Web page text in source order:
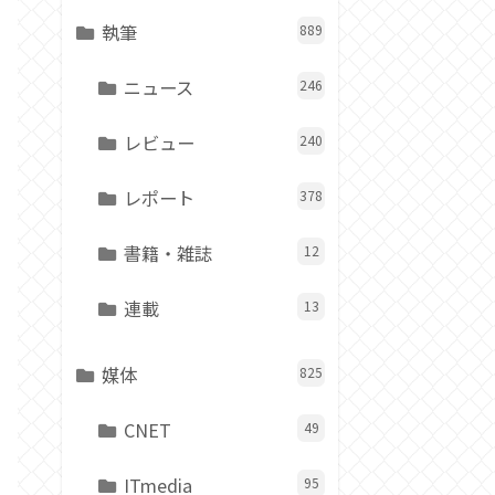
執筆 889
ニュース 246
レビュー 240
レポート 378
書籍・雑誌 12
連載 13
媒体 825
CNET 49
ITmedia 95